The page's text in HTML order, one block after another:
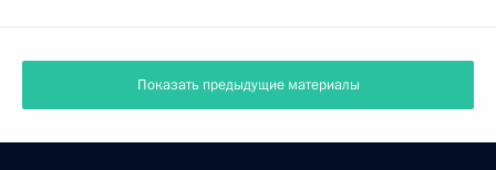
Показать предыдущие материалы